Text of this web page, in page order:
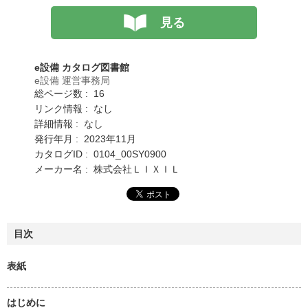
見る
e設備 カタログ図書館
e設備 運営事務局
総ページ数 : 16
リンク情報 : なし
詳細情報 : なし
発行年月 : 2023年11月
カタログID : 0104_00SY0900
メーカー名 : 株式会社ＬＩＸＩＬ
目次
表紙
はじめに